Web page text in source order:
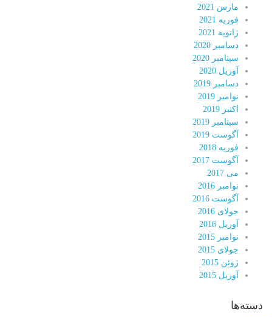
مارس 2021
فوریه 2021
ژانویه 2021
دسامبر 2020
سپتامبر 2020
آوریل 2020
دسامبر 2019
نوامبر 2019
اکتبر 2019
سپتامبر 2019
آگوست 2019
فوریه 2018
آگوست 2017
می 2017
نوامبر 2016
آگوست 2016
جولای 2016
آوریل 2016
نوامبر 2015
جولای 2015
ژوئن 2015
آوریل 2015
دسته‌ها